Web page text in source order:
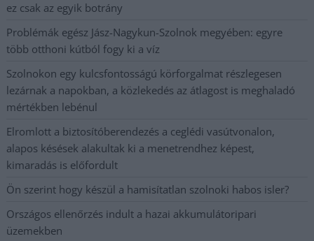
ez csak az egyik botrány
Problémák egész Jász-Nagykun-Szolnok megyében: egyre
több otthoni kútból fogy ki a víz
Szolnokon egy kulcsfontosságú körforgalmat részlegesen
lezárnak a napokban, a közlekedés az átlagost is meghaladó
mértékben lebénul
Elromlott a biztosítóberendezés a ceglédi vasútvonalon,
alapos késések alakultak ki a menetrendhez képest,
kimaradás is előfordult
Ön szerint hogy készül a hamisítatlan szolnoki habos isler?
Országos ellenőrzés indult a hazai akkumulátoripari
üzemekben